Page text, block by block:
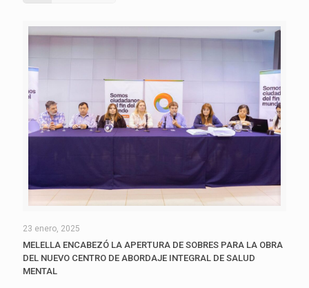
23 enero, 2025
MELELLA ENCABEZÓ LA APERTURA DE SOBRES PARA LA OBRA
DEL NUEVO CENTRO DE ABORDAJE INTEGRAL DE SALUD
MENTAL